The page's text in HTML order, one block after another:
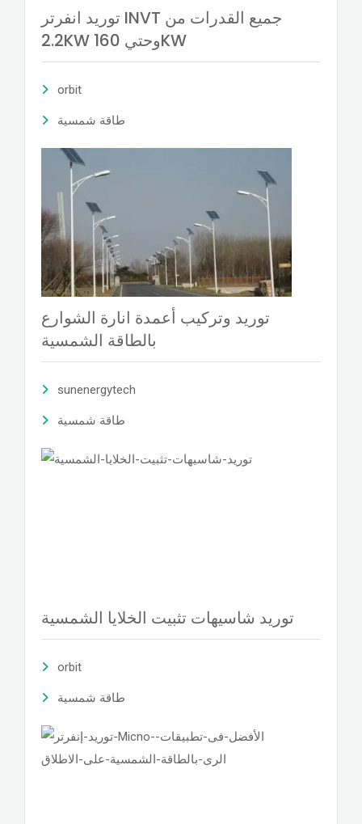
توريد انفرتر INVT جميع القدرات من
2.2KW وحتي 160KW
orbit
طاقة شمسية
توريد وتركيب أعمدة انارة الشوارع
بالطاقة الشمسية
sunenergytech
طاقة شمسية
توريد شاسيهات تثبيت الخلايا الشمسية
orbit
طاقة شمسية